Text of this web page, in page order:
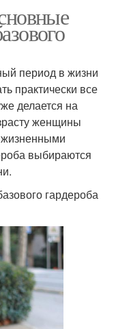
период в жизни
практически все
делается на
женщины
жизненными
выбираются
гардероба